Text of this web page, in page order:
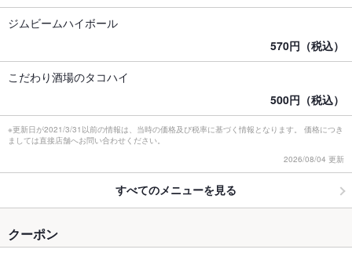
ジムビームハイボール
570円（税込）
こだわり酒場のタコハイ
500円（税込）
※更新日が2021/3/31以前の情報は、当時の価格及び税率に基づく情報となります。 価格につき
ましては直接店舗へお問い合わせください。
2026/08/04 更新
すべてのメニューを見る
クーポン